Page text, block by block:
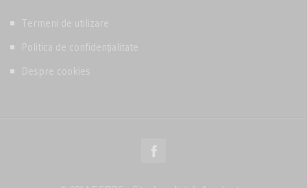
Termeni de utilizare
Politica de confidențialitate
Despre cookies